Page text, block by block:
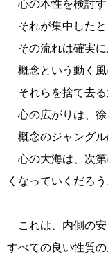
心の本性を検討す
それが集中したと
その流れは確実に
概念という動く風
それらを捨て去る
心の広がりは、徐
概念のジャング
心の大海は、次第
くなっていくだろう
これは、内側の安
すべての良い性質の